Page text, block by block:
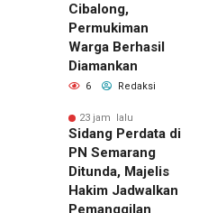
Cibalong,
Permukiman
Warga Berhasil
Diamankan
6 Redaksi
23 jam lalu
Sidang Perdata di
PN Semarang
Ditunda, Majelis
Hakim Jadwalkan
Pemanggilan